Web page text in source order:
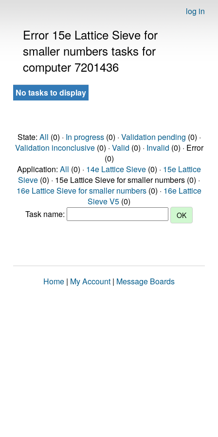
log in
Error 15e Lattice Sieve for
smaller numbers tasks for
computer 7201436
No tasks to display
State: All (0) · In progress(0) · Validation pending (0) ·
Validation inconclusive(0) · Valid (0) · Invalid (0) · Error
(0)
Application: All (0) · 14e Lattice Sieve (0) · 15e Lattice
Sieve (0) · 15e Lattice Sieve for smaller numbers (0) ·
16e Lattice Sieve for smaller numbers (0) · 16e Lattice
Sieve V5 (0)
Task name:
Home | My Account | Message Boards